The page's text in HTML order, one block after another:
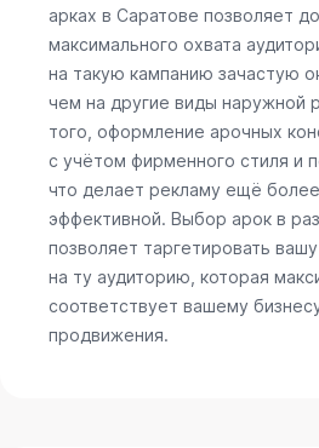
арках в Саратове позволяет
максимального охвата
на такую кампанию зачастую
чем на другие виды наружной
того, оформление арочных
с учётом фирменного стиля и
что делает рекламу ещё
эффективной. Выбор арок в
позволяет таргетировать
на ту аудиторию, которая
соответствует вашему
продвижения.